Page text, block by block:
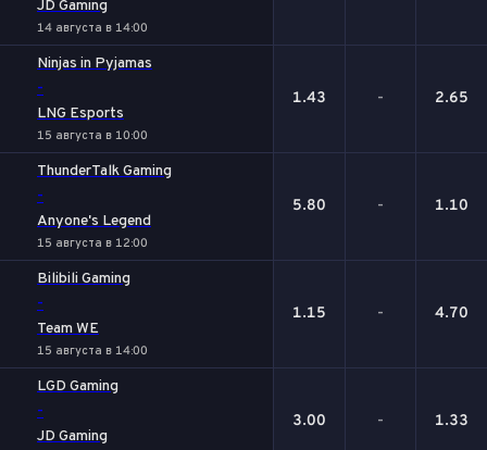
JD Gaming
14 августа в 14:00
Ninjas in Pyjamas
-
LNG Esports
15 августа в 10:00
1.43 - 2.65
ThunderTalk Gaming
-
Anyone's Legend
15 августа в 12:00
5.80 - 1.10
Bilibili Gaming
-
Team WE
15 августа в 14:00
1.15 - 4.70
LGD Gaming
-
JD Gaming
3.00 - 1.33